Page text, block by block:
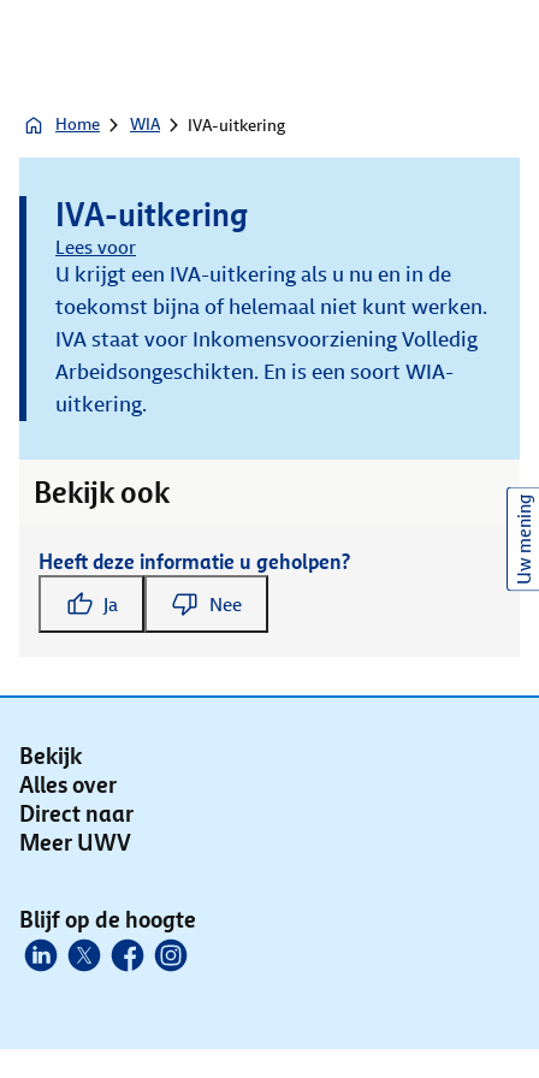
Home WIA IVA-uitkering
IVA-uitkering
Lees voor
U krijgt een IVA-uitkering als u nu en in de
toekomst bijna of helemaal niet kunt werken.
IVA staat voor Inkomensvoorziening Volledig
Arbeidsongeschikten. En is een soort WIA-
uitkering.
Bekijk ook
Heeft deze informatie u geholpen?
Ja Nee
Bekijk
Alles over
Direct naar
Meer UWV
Blijf op de hoogte
Uw mening